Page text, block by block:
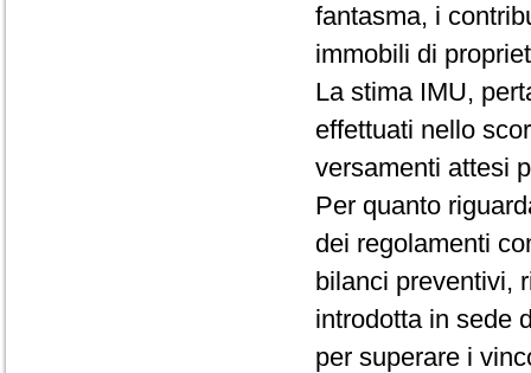
fantasma, i
immobili di
La stima IMU,
effettuati nello
versamenti attesi
Per quanto
dei regolamenti
bilanci preventivi,
introdotta in sede
per superare i